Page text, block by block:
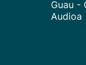
Guau -
Audioa